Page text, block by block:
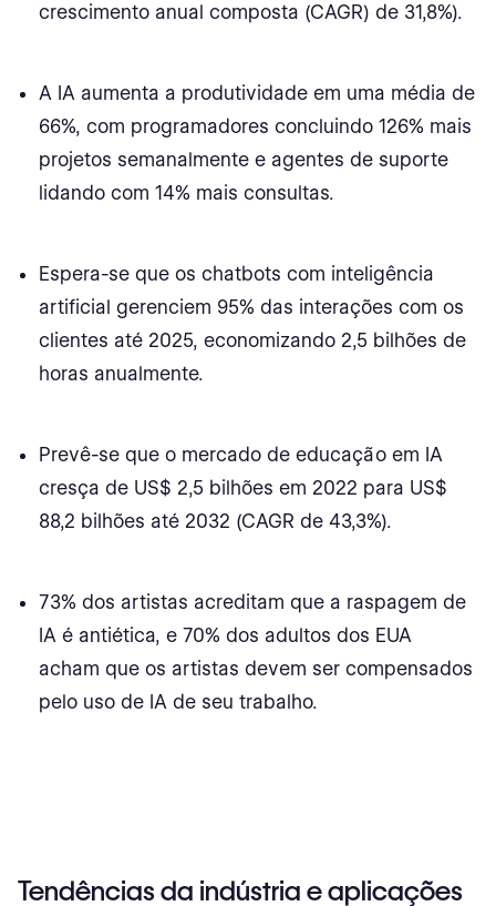
Benefícios e Tendências da IA para SEO
Colaboração Humana e IA
A ascensão da IA no conteúdo multimídia
Estatísticas de memória de tradução (TM)
CAT Tools e Eficiência
Benefícios da Localização e Tradução por IA
IA nas estatísticas de varejo
IA em estatísticas financeiras e de investimento
Tamanho e crescimento do mercado
crescimento anual composta (CAGR) de 31,8%).
A IA aumenta a produtividade em uma média de
66%, com programadores concluindo 126% mais
projetos semanalmente e agentes de suporte
lidando com 14% mais consultas.
Espera-se que os chatbots com inteligência
artificial gerenciem 95% das interações com os
clientes até 2025, economizando 2,5 bilhões de
horas anualmente.
Prevê-se que o mercado de educação em IA
cresça de US$ 2,5 bilhões em 2022 para US$
88,2 bilhões até 2032 (CAGR de 43,3%).
73% dos artistas acreditam que a raspagem de
IA é antiética, e 70% dos adultos dos EUA
acham que os artistas devem ser compensados
pelo uso de IA de seu trabalho.
Tendências da indústria e aplicações